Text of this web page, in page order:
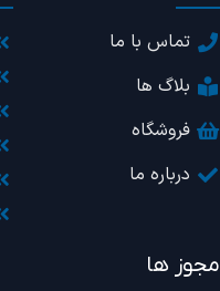
تماس با ما
بلاگ ها
فروشگاه
درباره ما
مجوز ها